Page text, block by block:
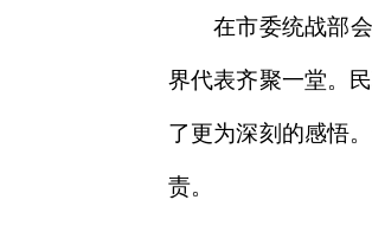
在市委统战部
界代表齐聚一堂。
了更为深刻的感悟
责。